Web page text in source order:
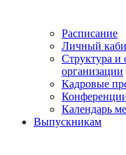
Расписание
Личный
Структура и
организации
Кадровые
Календарь
Выпускникам